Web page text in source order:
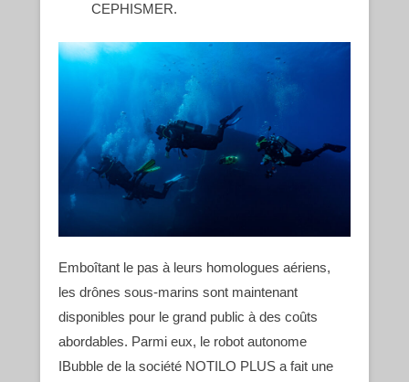
CEPHISMER.
Emboîtant le pas à leurs homologues aériens,
les drônes sous-marins sont maintenant
disponibles pour le grand public à des coûts
abordables. Parmi eux, le robot autonome
IBubble de la société NOTILO PLUS a fait une